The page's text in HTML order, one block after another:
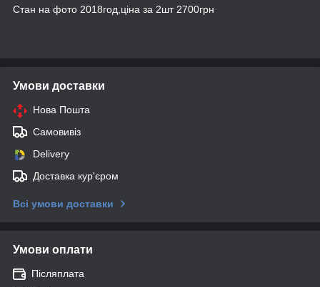
Стан на фото 2018год,ціна за 2шт 2700грн
Умови доставки
Нова Пошта
Самовивіз
Delivery
Доставка кур'єром
Всі умови доставки
Умови оплати
Післяплата